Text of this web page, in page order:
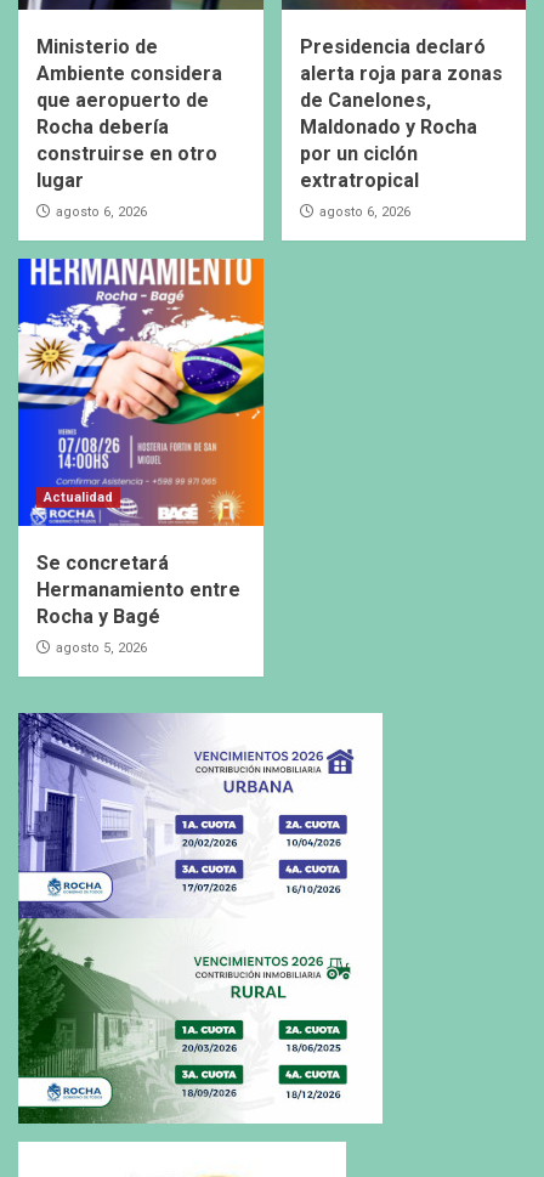
Ministerio de
Ambiente considera
que aeropuerto de
Rocha debería
construirse en otro
lugar
agosto 6, 2026
Presidencia declaró
alerta roja para zonas
de Canelones,
Maldonado y Rocha
por un ciclón
extratropical
agosto 6, 2026
Actualidad
Se concretará
Hermanamiento entre
Rocha y Bagé
agosto 5, 2026